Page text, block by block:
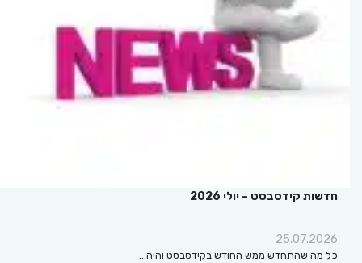
חדשות קידסבסט – יולי 2026
25.07.2026
כל מה שהתחדש ממש החודש בקידסבסט והיה…